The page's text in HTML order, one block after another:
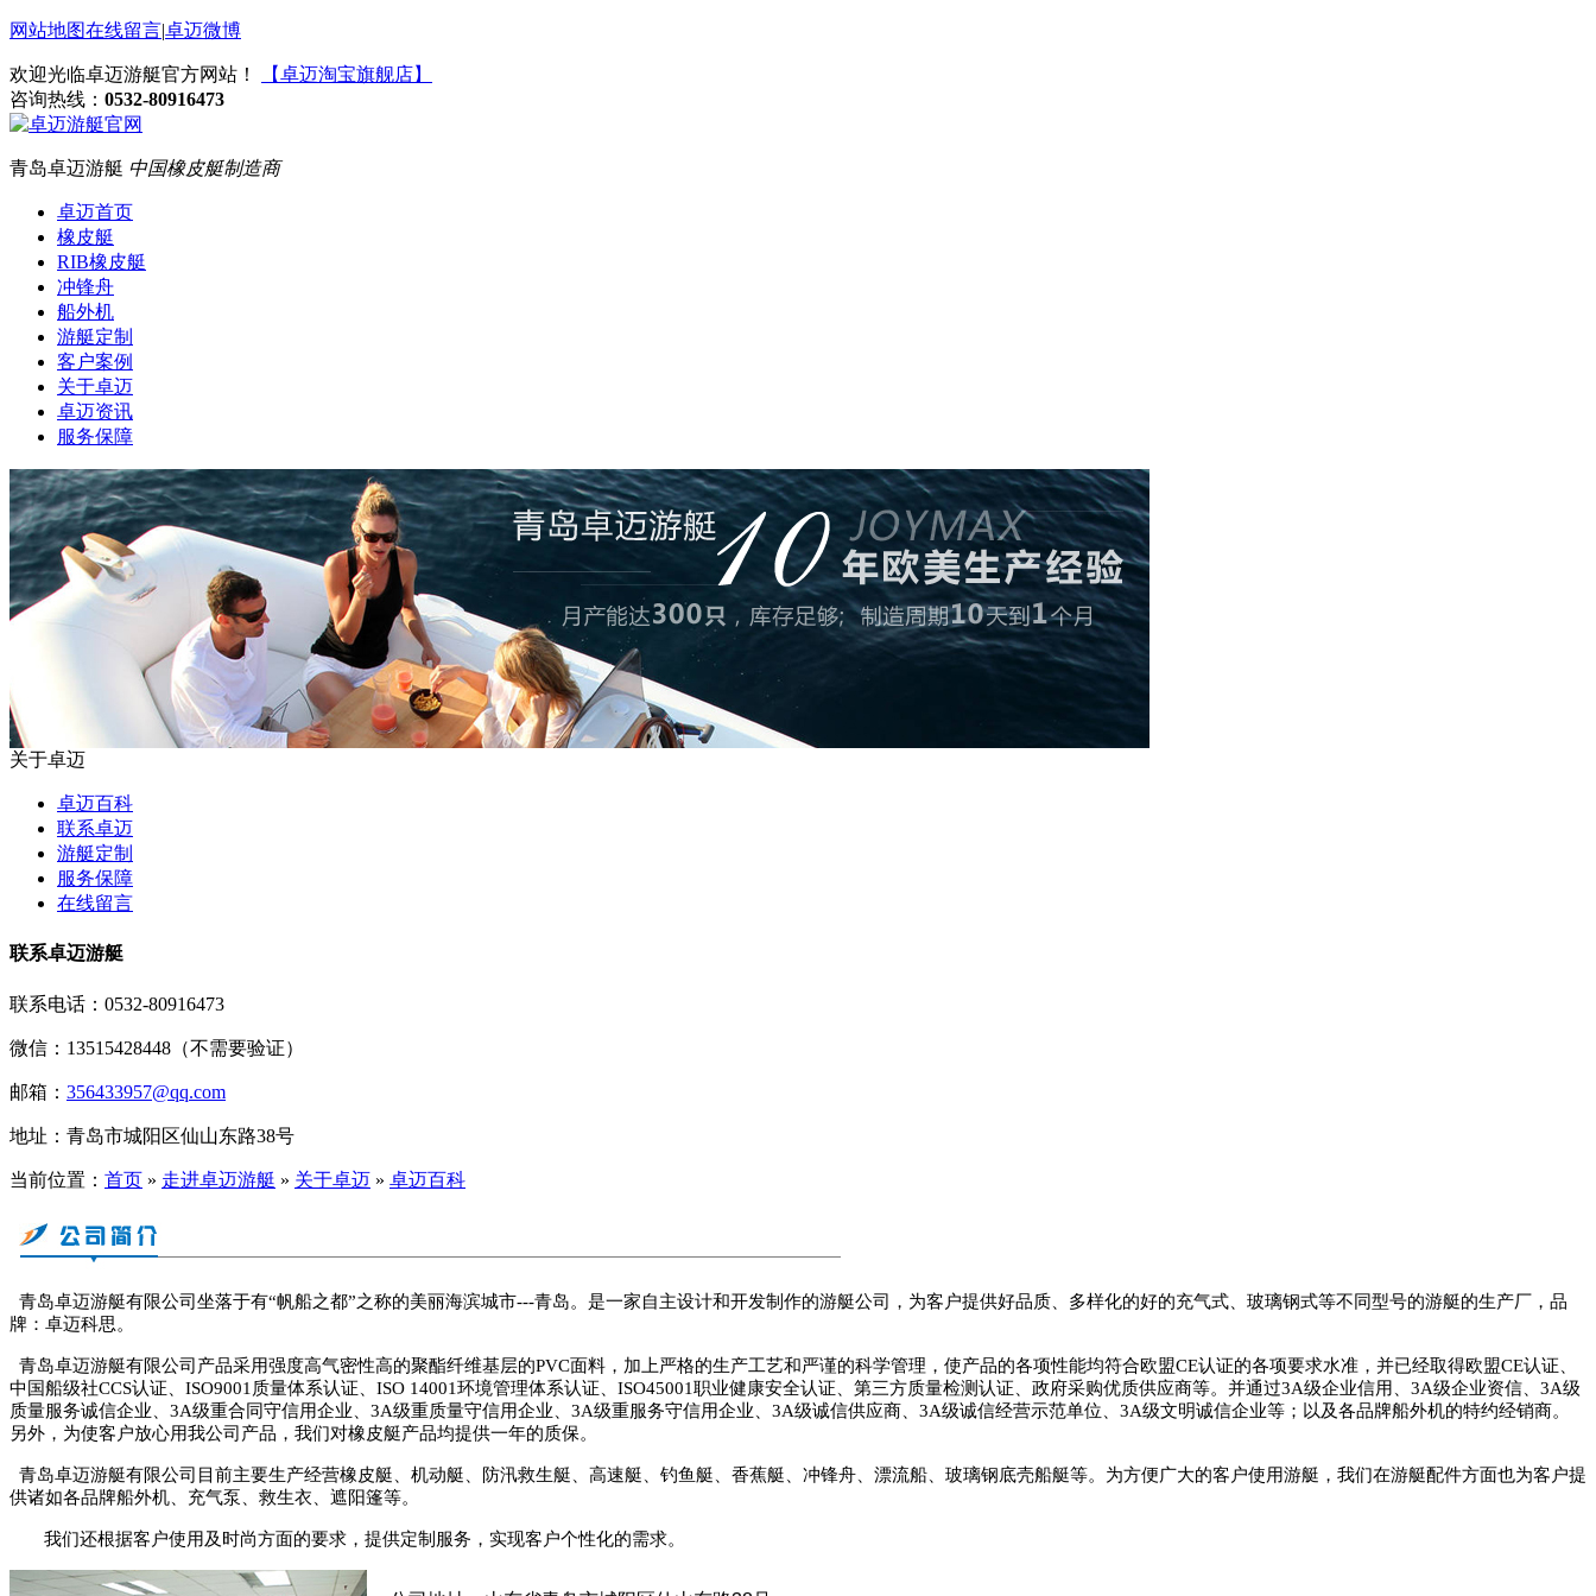
网站地图在线留言|卓迈微博
欢迎光临卓迈游艇官方网站！
【卓迈淘宝旗舰店】
咨询热线： 0532-80916473
青岛卓迈游艇 中国橡皮艇制造商
卓迈首页
橡皮艇
RIB橡皮艇
冲锋舟
船外机
游艇定制
客户案例
关于卓迈
卓迈资讯
服务保障
关于卓迈
卓迈百科
联系卓迈
游艇定制
服务保障
在线留言
联系卓迈游艇
联系电话： 0532-80916473
微信：13515428448（不需要验证）
邮箱： 356433957@qq.com
地址：青岛市城阳区仙山东路38号
当前位置： 首页 » 走进卓迈游艇 » 关于卓迈 » 卓迈百科
青岛卓迈游艇有限公司坐落于有“帆船之都”之称的美丽海滨城市---青岛。是一家自主设计和开发制作的游艇公司，为客户提供好品质、多样化的好的充气式、玻璃钢式等不同型号的游艇的生产厂，品
牌：卓迈科思。
青岛卓迈游艇有限公司产品采用强度高气密性高的聚酯纤维基层的PVC面料，加上严格的生产工艺和严谨的科学管理，使产品的各项性能均符合欧盟CE认证的各项要求水准，并已经取得欧盟CE认证、
中国船级社CCS认证、 ISO9001 质量体系认证、 ISO 14001环境管理体系认证、 ISO45001职业健康安全认证、第三方质量检测认证、政府采购优质供应商等。并通过3A级企业信用、 3A级企业资信、 3A级
质量服务诚信企业、 3A级重合同守信用企业、 3A级重质量守信用企业、 3A级重服务守信用企业、 3A级诚信供应商、 3A级诚信经营示范单位、 3A级文明诚信企业等；以及各品牌船外机的特约经销商。
另外，为使客户放心用我公司产品，我们对橡皮艇产品均提供一年的质保。
青岛卓迈游艇有限公司目前主要生产经营橡皮艇、机动艇、防汛救生艇、高速艇、钓鱼艇、香蕉艇、冲锋舟、漂流船、玻璃钢底壳船艇等。为方便广大的客户使用游艇，我们在游艇配件方面也为客户提
供诸如各品牌船外机、充气泵、救生衣、遮阳篷等。
我们还根据客户使用及时尚方面的要求，提供定制服务，实现客户个性化的需求。